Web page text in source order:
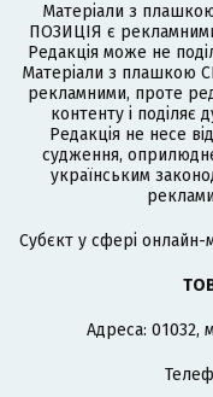
Матеріали з
ПОЗИЦІЯ є
Редакція може не
Матеріали з плашкою
рекламними, проте
контенту і поділяє
Редакція не несе
судження,
українським
Cубєкт у сфері онлайн-
Адреса: 01032,